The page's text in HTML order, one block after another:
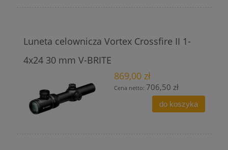
Luneta celownicza Vortex Crossfire II 1-
4x24 30 mm V-BRITE
869,00 zł
Cena netto: 706,50 zł
do koszyka